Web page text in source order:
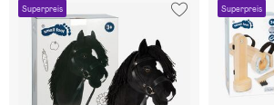
Superpreis Superpreis